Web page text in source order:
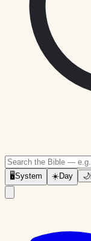
🖥System ☀️Day 🌙